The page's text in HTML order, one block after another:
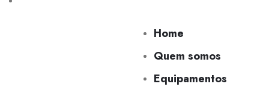
Home
Quem somos
Equipamentos